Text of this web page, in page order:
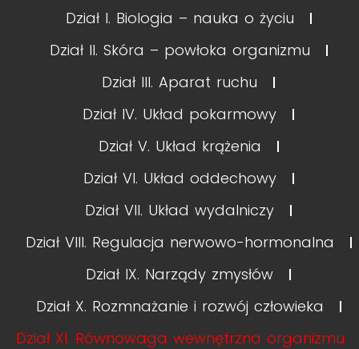
Dział I. Biologia – nauka o życiu
Dział II. Skóra – powłoka organizmu
Dział III. Aparat ruchu
Dział IV. Układ pokarmowy
Dział V. Układ krążenia
Dział VI. Układ oddechowy
Dział VII. Układ wydalniczy
Dział VIII. Regulacja nerwowo-hormonalna
Dział IX. Narządy zmysłów
Dział X. Rozmnażanie i rozwój człowieka
Dział XI. Równowaga wewnętrzna organizmu